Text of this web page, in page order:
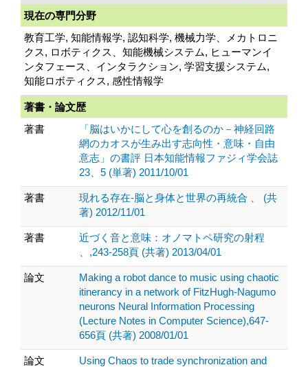
現在の専門分野
教育工学, 知能情報学, 認知科学, 機械力学、メカトロニ
クス, ロボティクス、知能機械システム, ヒューマンイ
ンタフェース、インタラクション, 学習支援システム,
知能ロボティクス, 感性情報学
著書・論文歴
著書
「脳はいかにして心を創るのか－神経回路
網のカオスが生み出す志向性・意味・自由
意志」の書評 日本知能情報ファジィ学会誌
23、5 (単著) 2011/10/01
著書
現れる存在-脳と身体と世界の再統合 、 (共
著) 2012/11/01
著書
近づく音と意味：オノマトペ研究の射程
、,243-258頁 (共著) 2013/04/01
論文
Making a robot dance to music using chaotic
itinerancy in a network of FitzHugh-Nagumo
neurons Neural Information Processing
(Lecture Notes in Computer Science),647-
656頁 (共著) 2008/01/01
論文
Using Chaos to trade synchronization and